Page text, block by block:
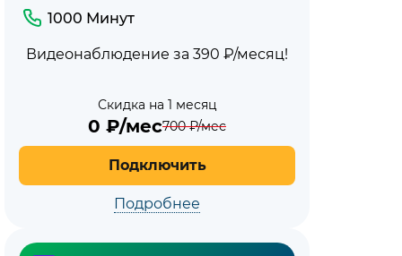
1000 Минут
Видеонаблюдение за 390 ₽/месяц!
Скидка на 1 месяц
0 ₽/мес700₽/мес
Подключить
Подробнее